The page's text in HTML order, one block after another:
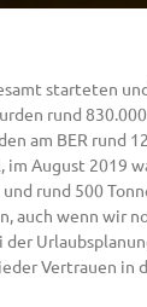
starteten
rund
am BER rund
August 2019
rund 500
auch wenn wir
Vertrauen in